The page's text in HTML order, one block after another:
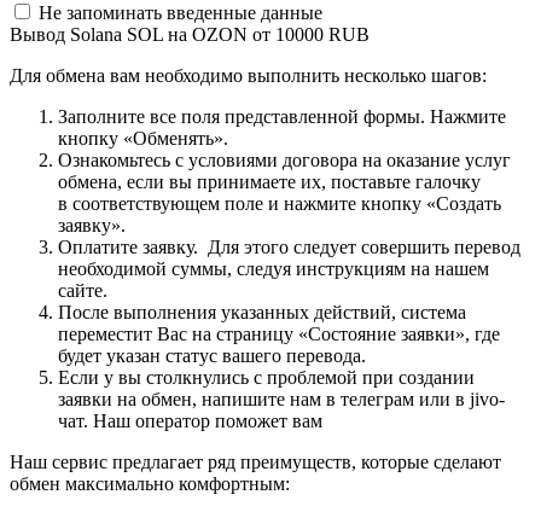
Не запоминать введенные данные
Вывод Solana SOL на OZON от 10000 RUB
Для обмена вам необходимо выполнить несколько шагов:
Заполните все поля представленной формы. Нажмите
кнопку «Обменять».
Ознакомьтесь с условиями договора на оказание услуг
обмена, если вы принимаете их, поставьте галочку
в соответствующем поле и нажмите кнопку «Создать
заявку».
Оплатите заявку. Для этого следует совершить перевод
необходимой суммы, следуя инструкциям на нашем
сайте.
После выполнения указанных действий, система
переместит Вас на страницу «Состояние заявки», где
будет указан статус вашего перевода.
Если у вы столкнулись с проблемой при создании
заявки на обмен, напишите нам в телеграм или в jivo-
чат. Наш оператор поможет вам
Наш сервис предлагает ряд преимуществ, которые сделают
обмен максимально комфортным: